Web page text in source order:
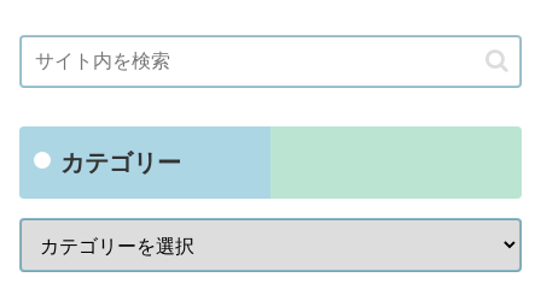
カテゴリー